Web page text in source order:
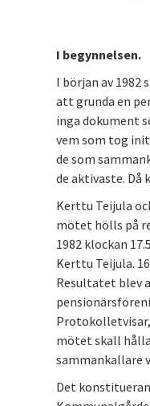
I begynnelsen.
I början av 1982
att grunda en
inga dokument
vem som tog
de som
de aktivaste. Då
Kerttu Teijula
mötet hölls på
1982 klockan
Kerttu Teijula.
Resultatet blev
mötet skall
sammankallare
Det